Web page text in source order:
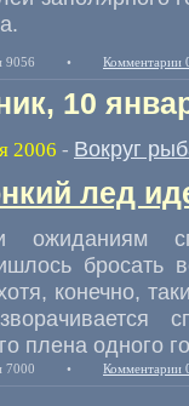
9056 • Комментарии
10
2006 - Вокруг
лед
ожиданиям
бросать
конечно,
плена одного
7000 • Комментарии